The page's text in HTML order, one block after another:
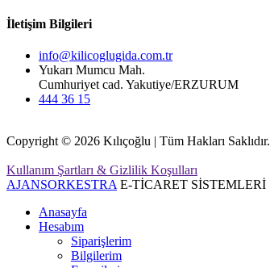
İletişim Bilgileri
info@kilicoglugida.com.tr
Yukarı Mumcu Mah.
Cumhuriyet cad. Yakutiye/ERZURUM
444 36 15
Copyright © 2026 Kılıçoğlu | Tüm Hakları Saklıdır.
Kullanım Şartları & Gizlilik Koşulları
AJANSORKESTRA E-TİCARET SİSTEMLERİ
Anasayfa
Hesabım
Siparişlerim
Bilgilerim